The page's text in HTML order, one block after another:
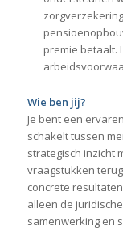
premie betaalt.
Wie ben jij?
Je bent een
schakelt tussen
strategisch inzicht
vraagstukken
concrete
alleen de
samenwerking en